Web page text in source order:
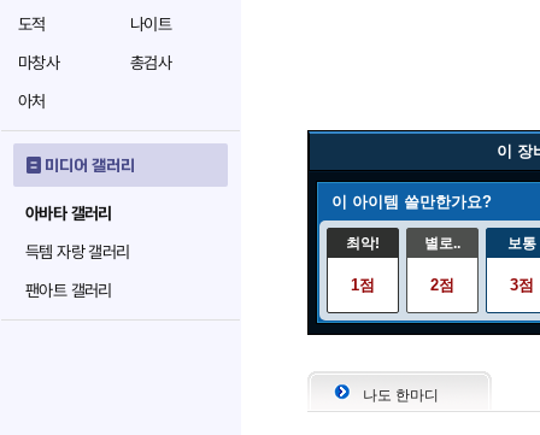
도적
나이트
마창사
총검사
아처
미디어 갤러리
아바타 갤러리
득템 자랑 갤러리
팬아트 갤러리
이 장
이 아이템 쓸만한가요?
최악!
1점
별로..
2점
보통
3점
나도 한마디